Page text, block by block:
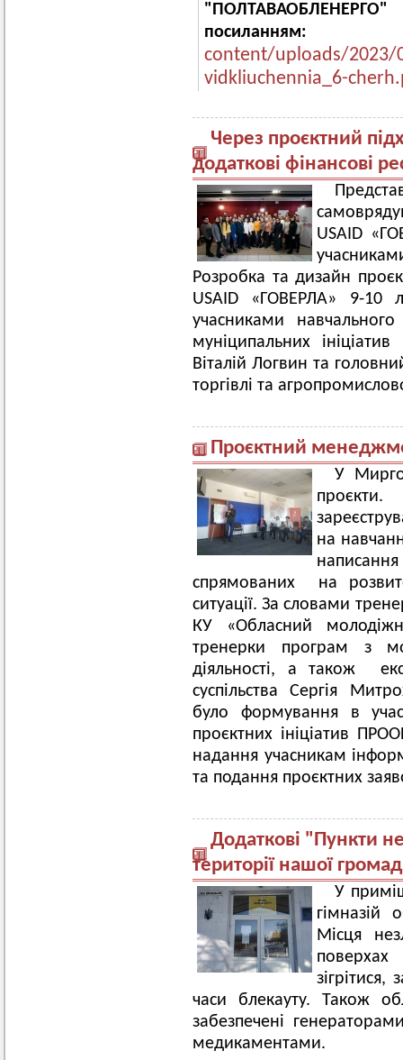
content/uploads/2023/
vidkliuchennia_6-
Через проєктний
додаткові фінансові
USAID
Розробка та дизайн
USAID «ГОВЕРЛА» 9-10
учасниками навчального
муніципальних
Віталій Логвин та
торгівлі та
Проєктний
У
на
спрямованих на
ситуації. За словами
КУ «Обласний
тренерки програм з
діяльності, а також
суспільства Сергія
було формування в
проєктних ініціатив
надання учасникам
та подання проєктних
Додаткові "Пункти
території нашої
У
гімназій
Місця
часи блекауту. Також
забезпечені
медикаментами.